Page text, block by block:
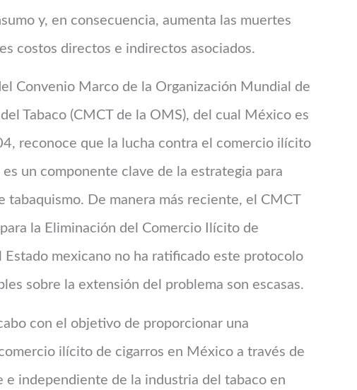
y, en consecuencia, aumenta las muertes
costos directos e indirectos asociados.
Convenio Marco de la Organización Mundial de
Tabaco (CMCT de la OMS), del cual México es
reconoce que la lucha contra el comercio ilícito
un componente clave de la estrategia para
tabaquismo. De manera más reciente, el CMCT
la Eliminación del Comercio Ilícito de
Estado mexicano no ha ratificado este protocolo
sobre la extensión del problema son escasas.
con el objetivo de proporcionar una
ilícito de cigarros en México a través de
e independiente de la industria del tabaco en